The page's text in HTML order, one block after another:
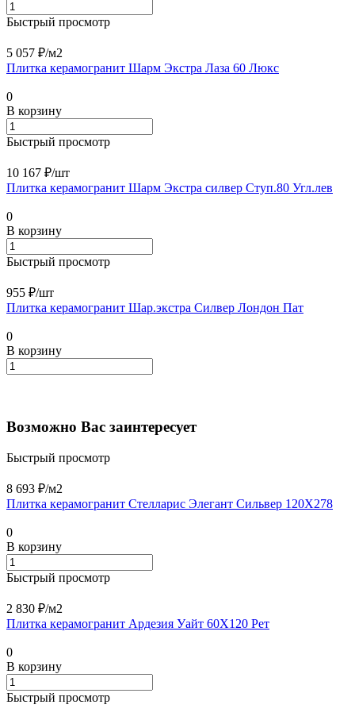
Быстрый просмотр
5 057 ₽/м2
Плитка керамогранит Шарм Экстра Лаза 60 Люкс
0
В корзину
Быстрый просмотр
10 167 ₽/шт
Плитка керамогранит Шарм Экстра силвер Ступ.80 Угл.лев
0
В корзину
Быстрый просмотр
955 ₽/шт
Плитка керамогранит Шар.экстра Силвер Лондон Пат
0
В корзину
Возможно Вас заинтересует
Быстрый просмотр
8 693 ₽/м2
Плитка керамогранит Стелларис Элегант Сильвер 120X278
0
В корзину
Быстрый просмотр
2 830 ₽/м2
Плитка керамогранит Ардезия Уайт 60X120 Рет
0
В корзину
Быстрый просмотр